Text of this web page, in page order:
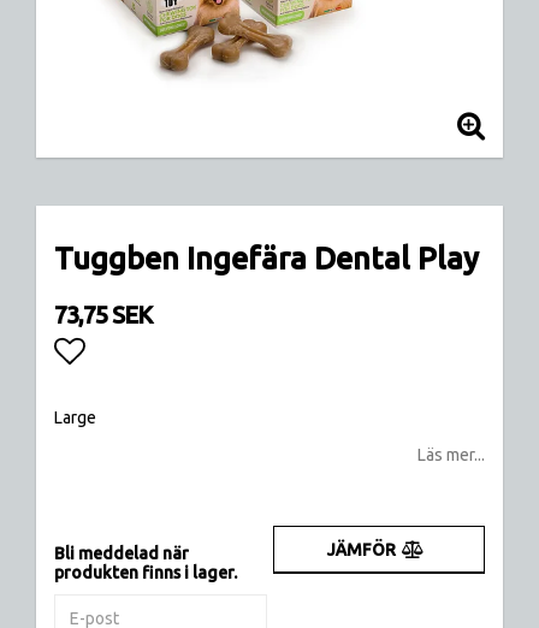
Tuggben Ingefära Dental Play
73,75 SEK
Large
Läs mer...
Bli meddelad när
produkten finns i lager.
JÄMFÖR